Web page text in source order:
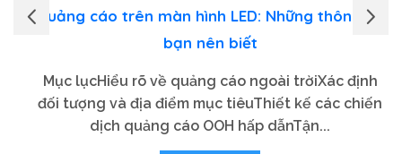
Quảng cáo trên màn hình LED: Những thông tin
bạn nên biết
Mục lụcHiểu rõ về quảng cáo ngoài trờiXác định
đối tượng và địa điểm mục tiêuThiết kế các chiến
dịch quảng cáo OOH hấp dẫnTận...